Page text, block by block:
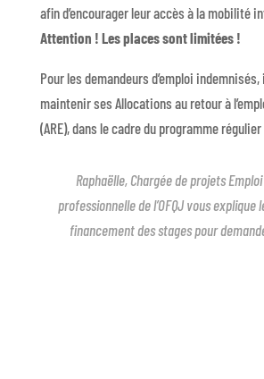
afin d’encourager leur accès à la mobilité
Attention ! Les places sont limitées !
Pour les demandeurs d’emploi
maintenir ses Allocations au retour à
(ARE), dans le cadre du programme régulier
Raphaëlle, Chargée de projets
professionnelle de l’OFQJ vous explique
financement des stages pour